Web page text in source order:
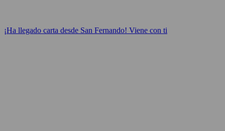
¡Ha llegado carta desde San Fernando! Viene con ti